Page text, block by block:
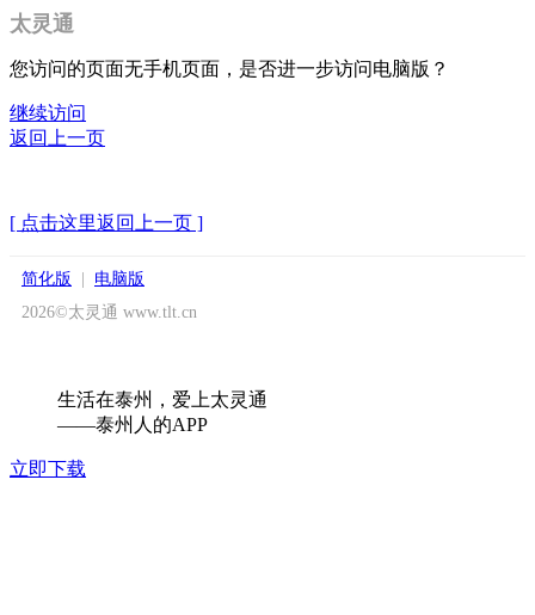
太灵通
您访问的页面无手机页面，是否进一步访问电脑版？
继续访问
返回上一页
[ 点击这里返回上一页 ]
简化版
电脑版
2026©太灵通 www.tlt.cn
生活在泰州，爱上太灵通
——泰州人的APP
立即下载